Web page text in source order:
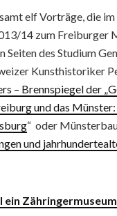
elf Vorträge, die
14 zum Freiburger
Seiten des Studium
Kunsthistoriker
– Brennspiegel der
und das
“ oder
und
ein